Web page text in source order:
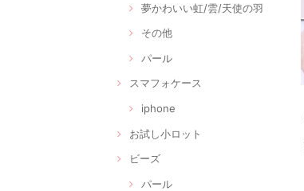
夢かわいい虹/雲/天使の羽
その他
パール
スマフォケース
iphone
お試し小ロット
ビーズ
パール